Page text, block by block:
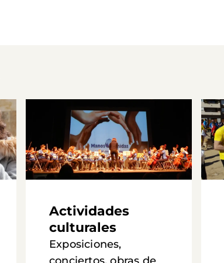
Actividades
culturales
Exposiciones,